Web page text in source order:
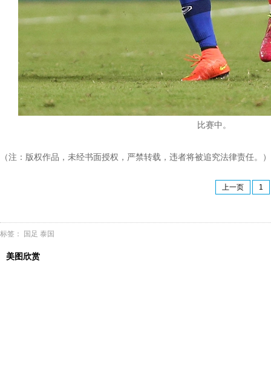
比赛中。
（注：版权作品，未经书面授权，严禁转载，违者将被追究法律责任。）
上一页 1
标签： 国足 泰国
美图欣赏